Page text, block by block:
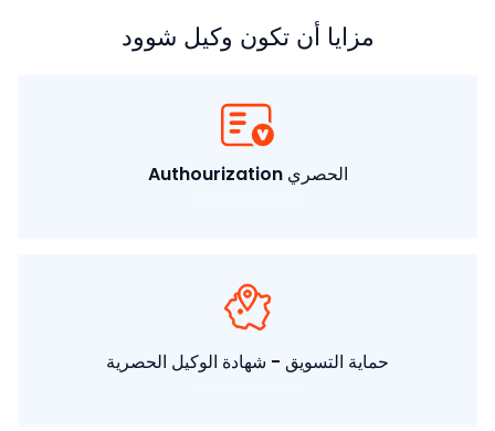
مزايا أن تكون وكيل شوود
Authourization الحصري
حماية التسويق - شهادة الوكيل الحصرية